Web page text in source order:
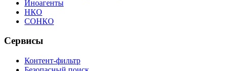
Иноагенты
НКО
СОНКО
Сервисы
Контент-фильтр